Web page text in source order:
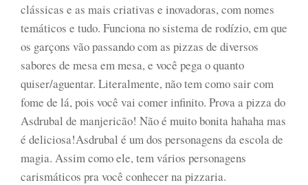
clássicas e as mais criativas e inovadoras, com nomes
temáticos e tudo. Funciona no sistema de rodízio, em que
os garçons vão passando com as pizzas de diversos
sabores de mesa em mesa, e você pega o quanto
quiser/aguentar. Literalmente, não tem como sair com
fome de lá, pois você vai comer infinito. Prova a pizza do
Asdrubal de manjericão! Não é muito bonita hahaha mas
é deliciosa!Asdrubal é um dos personagens da escola de
magia. Assim como ele, tem vários personagens
carismáticos pra você conhecer na pizzaria.